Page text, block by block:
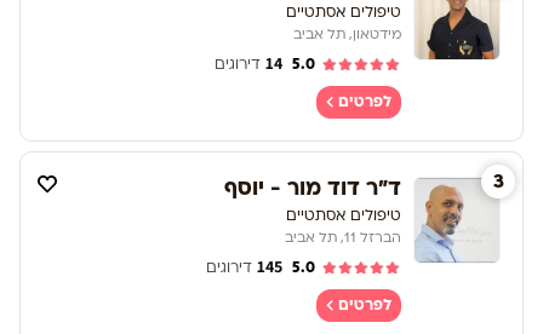
טיפולים אסתטיים
מידטאון, תל אביב
5.0
14 דירוגים
לפרטים
ד"ר דוד מור - יוסף
טיפולים אסתטיים
הברזל 11, תל אביב
5.0
145 דירוגים
3
לפרטים